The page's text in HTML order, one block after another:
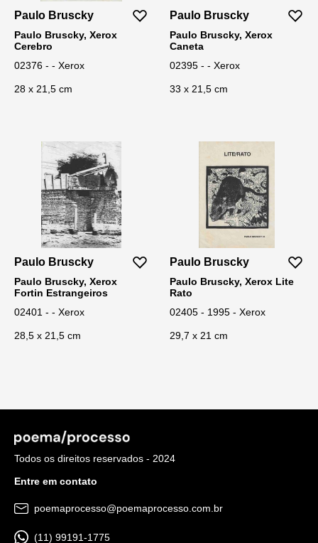
Paulo Bruscky
Paulo Bruscky, Xerox
Cerebro
02376 - - Xerox
28 x 21,5 cm
Paulo Bruscky
Paulo Bruscky, Xerox
Caneta
02395 - - Xerox
33 x 21,5 cm
Paulo Bruscky
Paulo Bruscky, Xerox
Fortin Estrangeiros
02401 - - Xerox
28,5 x 21,5 cm
Paulo Bruscky
Paulo Bruscky, Xerox Lite
Rato
02405 - 1995 - Xerox
29,7 x 21 cm
Todos os direitos reservados - 2024
Entre em contato
poemaprocesso@poemaprocesso.com.br
(11) 99191-1775